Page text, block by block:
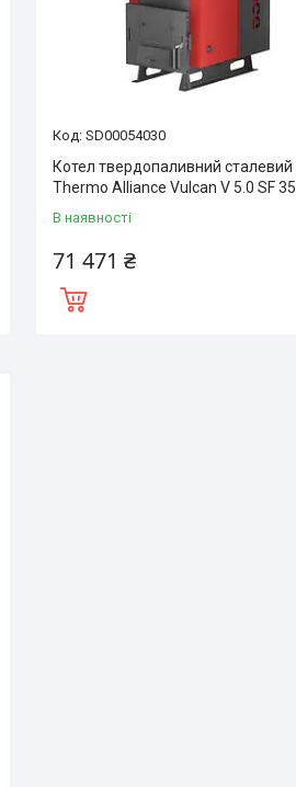
SD00054030
Котел твердопаливний сталевий
Thermo Alliance Vulcan V 5.0 SF 35
В наявності
71 471 ₴